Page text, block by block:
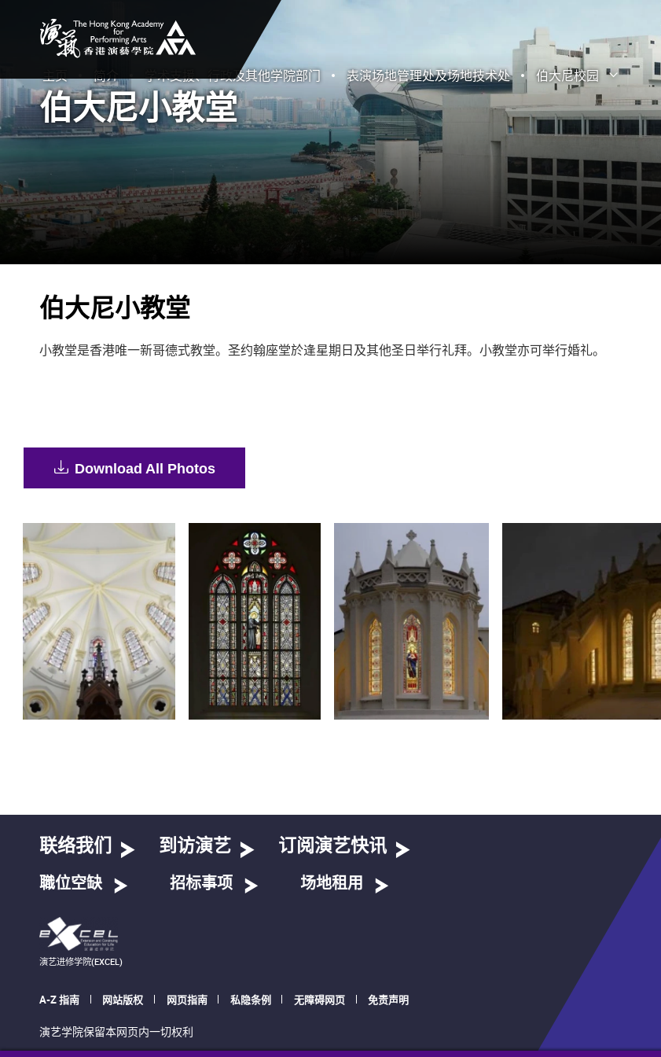
主页 简介 学术支援、行政及其他学院部门 表演场地管理处及场地技术处 伯大尼校园 打开子菜单
关闭子菜单
伯大尼小教堂
伯大尼小教堂
小教堂是香港唯一新哥德式教堂。圣约翰座堂於逢星期日及其他圣日举行礼拜。小教堂亦可举行婚礼。
Download All Photos
联络我们 到访演艺 订阅演艺快讯
職位空缺 招标事项 场地租用
演艺进修学院(EXCEL)
A-Z 指南 网站版权 网页指南 私隐条例 无障碍网页 免责声明
演艺学院保留本网页内一切权利